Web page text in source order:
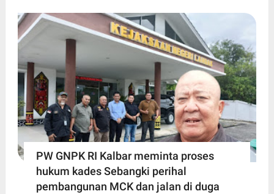
PW GNPK RI Kalbar meminta proses
hukum kades Sebangki perihal
pembangunan MCK dan jalan di duga